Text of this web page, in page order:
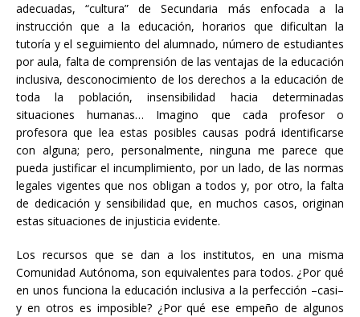
adecuadas, “cultura” de Secundaria más enfocada a la
instrucción que a la educación, horarios que dificultan la
tutoría y el seguimiento del alumnado, número de estudiantes
por aula, falta de comprensión de las ventajas de la educación
inclusiva, desconocimiento de los derechos a la educación de
toda la población, insensibilidad hacia determinadas
situaciones humanas… Imagino que cada profesor o
profesora que lea estas posibles causas podrá identificarse
con alguna; pero, personalmente, ninguna me parece que
pueda justificar el incumplimiento, por un lado, de las normas
legales vigentes que nos obligan a todos y, por otro, la falta
de dedicación y sensibilidad que, en muchos casos, originan
estas situaciones de injusticia evidente.
Los recursos que se dan a los institutos, en una misma
Comunidad Autónoma, son equivalentes para todos. ¿Por qué
en unos funciona la educación inclusiva a la perfección –casi–
y en otros es imposible? ¿Por qué ese empeño de algunos